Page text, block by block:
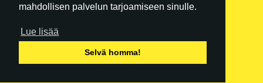
mahdollisen palvelun tarjoamiseen sinulle.
Lue lisää
Selvä homma!